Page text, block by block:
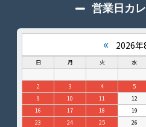
営業日カ
« 2026年
日 月 火 水
2
3 4 5
9
10 11 12
16
17 18 19
23
24 25 26